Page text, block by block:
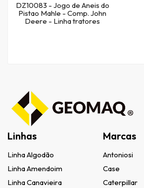
DZ10083 - Jogo de Aneis do
Pistao Mahle - Comp. John
Deere - Linha tratores
Linhas
Linha Algodão
Linha Amendoim
Linha Canavieira
Marcas
Antoniosi
Case
Caterpillar